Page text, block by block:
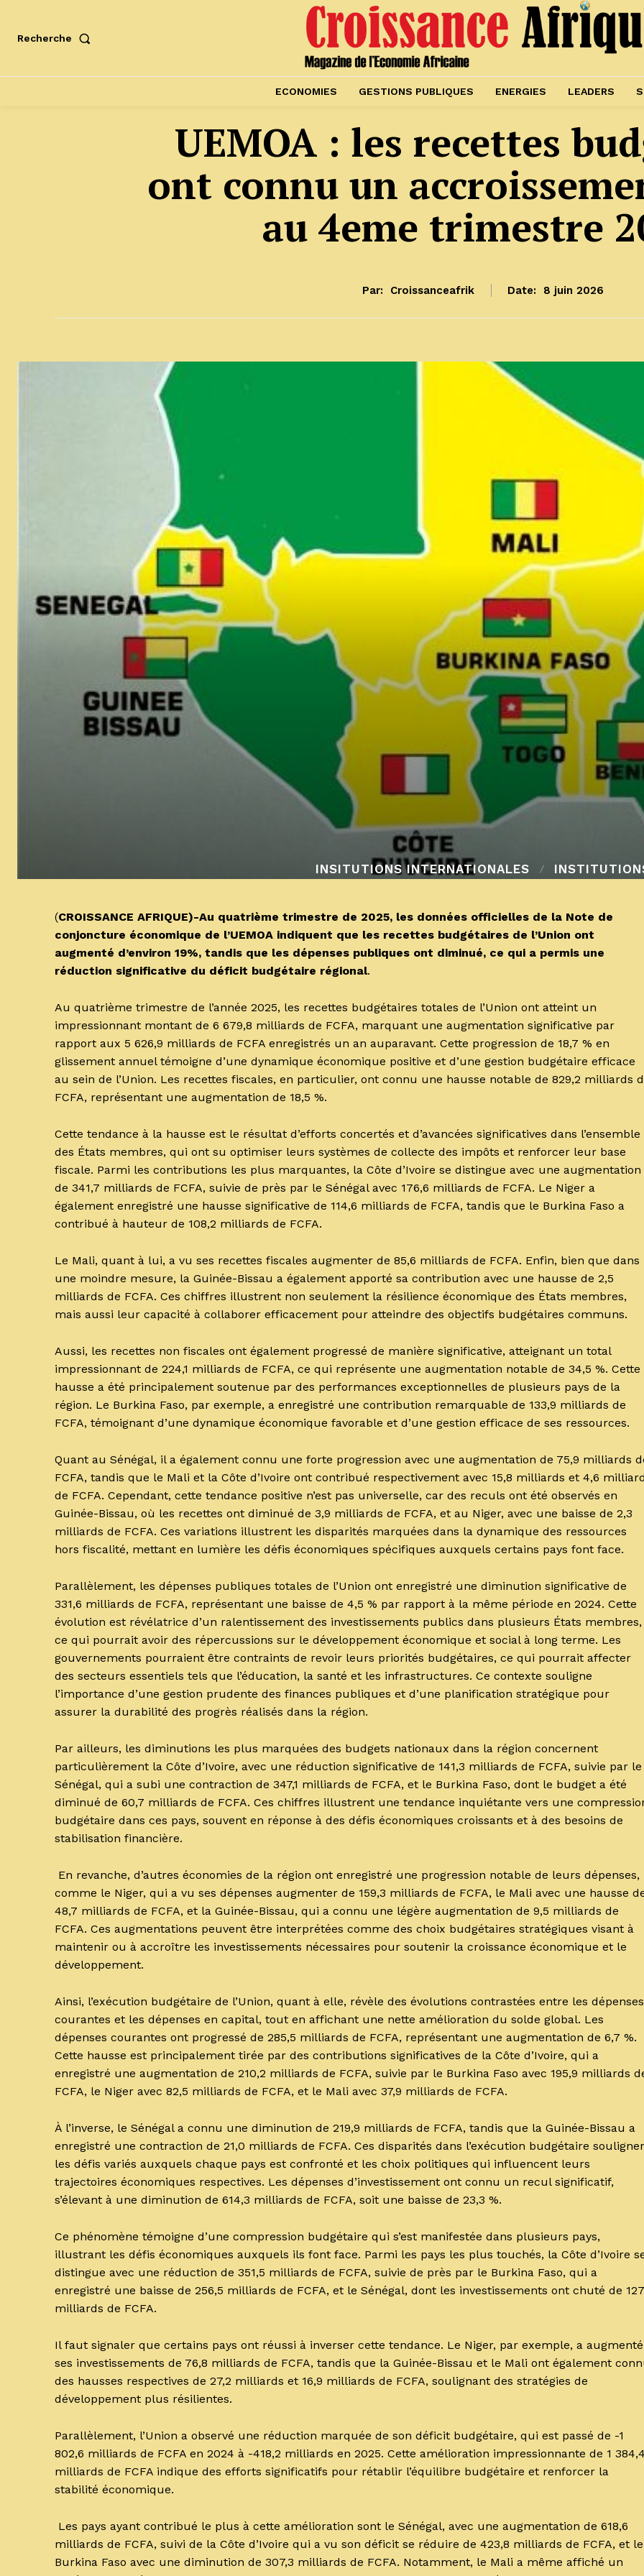
Recherche
ECONOMIES GESTIONS PUBLIQUES ENERGIES LEADERS
UEMOA : les recettes
ont connu un
au 4eme trimestre
Par: Croissanceafrik Date: 8 juin 2026
INSITUTIONS INTERNATIONALES
(CROISSANCE AFRIQUE)-Au quatrième trimestre de 2025, les données officielles de la Note de
conjoncture économique de l’UEMOA indiquent que les recettes budgétaires de l’Union ont
augmenté d’environ 19%, tandis que les dépenses publiques ont diminué, ce qui a permis une
réduction significative du déficit budgétaire régional.
Au quatrième trimestre de l’année 2025, les recettes budgétaires totales de l’Union ont atteint un
impressionnant montant de 6 679,8 milliards de FCFA, marquant une augmentation significative par
rapport aux 5 626,9 milliards de FCFA enregistrés un an auparavant. Cette progression de 18,7 % en
glissement annuel témoigne d’une dynamique économique positive et d’une gestion budgétaire efficace
au sein de l’Union. Les recettes fiscales, en particulier, ont connu une hausse notable de 829,2 milliards
FCFA, représentant une augmentation de 18,5 %.
Cette tendance à la hausse est le résultat d’efforts concertés et d’avancées significatives dans l’ensemble
des États membres, qui ont su optimiser leurs systèmes de collecte des impôts et renforcer leur base
fiscale. Parmi les contributions les plus marquantes, la Côte d’Ivoire se distingue avec une augmentation
de 341,7 milliards de FCFA, suivie de près par le Sénégal avec 176,6 milliards de FCFA. Le Niger a
également enregistré une hausse significative de 114,6 milliards de FCFA, tandis que le Burkina Faso a
contribué à hauteur de 108,2 milliards de FCFA.
Le Mali, quant à lui, a vu ses recettes fiscales augmenter de 85,6 milliards de FCFA. Enfin, bien que dans
une moindre mesure, la Guinée-Bissau a également apporté sa contribution avec une hausse de 2,5
milliards de FCFA. Ces chiffres illustrent non seulement la résilience économique des États membres,
mais aussi leur capacité à collaborer efficacement pour atteindre des objectifs budgétaires communs.
Aussi, les recettes non fiscales ont également progressé de manière significative, atteignant un total
impressionnant de 224,1 milliards de FCFA, ce qui représente une augmentation notable de 34,5 %. Cette
hausse a été principalement soutenue par des performances exceptionnelles de plusieurs pays de la
région. Le Burkina Faso, par exemple, a enregistré une contribution remarquable de 133,9 milliards de
FCFA, témoignant d’une dynamique économique favorable et d’une gestion efficace de ses ressources.
Quant au Sénégal, il a également connu une forte progression avec une augmentation de 75,9 milliards
FCFA, tandis que le Mali et la Côte d’Ivoire ont contribué respectivement avec 15,8 milliards et 4,6
de FCFA. Cependant, cette tendance positive n’est pas universelle, car des reculs ont été observés en
Guinée-Bissau, où les recettes ont diminué de 3,9 milliards de FCFA, et au Niger, avec une baisse de 2,3
milliards de FCFA. Ces variations illustrent les disparités marquées dans la dynamique des ressources
hors fiscalité, mettant en lumière les défis économiques spécifiques auxquels certains pays font face.
Parallèlement, les dépenses publiques totales de l’Union ont enregistré une diminution significative de
331,6 milliards de FCFA, représentant une baisse de 4,5 % par rapport à la même période en 2024. Cette
évolution est révélatrice d’un ralentissement des investissements publics dans plusieurs États membres,
ce qui pourrait avoir des répercussions sur le développement économique et social à long terme. Les
gouvernements pourraient être contraints de revoir leurs priorités budgétaires, ce qui pourrait affecter
des secteurs essentiels tels que l’éducation, la santé et les infrastructures. Ce contexte souligne
l’importance d’une gestion prudente des finances publiques et d’une planification stratégique pour
assurer la durabilité des progrès réalisés dans la région.
Par ailleurs, les diminutions les plus marquées des budgets nationaux dans la région concernent
particulièrement la Côte d’Ivoire, avec une réduction significative de 141,3 milliards de FCFA, suivie par le
Sénégal, qui a subi une contraction de 347,1 milliards de FCFA, et le Burkina Faso, dont le budget a été
diminué de 60,7 milliards de FCFA. Ces chiffres illustrent une tendance inquiétante vers une
budgétaire dans ces pays, souvent en réponse à des défis économiques croissants et à des besoins de
stabilisation financière.
En revanche, d’autres économies de la région ont enregistré une progression notable de leurs dépenses,
comme le Niger, qui a vu ses dépenses augmenter de 159,3 milliards de FCFA, le Mali avec une hausse
48,7 milliards de FCFA, et la Guinée-Bissau, qui a connu une légère augmentation de 9,5 milliards de
FCFA. Ces augmentations peuvent être interprétées comme des choix budgétaires stratégiques visant à
maintenir ou à accroître les investissements nécessaires pour soutenir la croissance économique et le
développement.
Ainsi, l’exécution budgétaire de l’Union, quant à elle, révèle des évolutions contrastées entre les dépenses
courantes et les dépenses en capital, tout en affichant une nette amélioration du solde global. Les
dépenses courantes ont progressé de 285,5 milliards de FCFA, représentant une augmentation de 6,7 %.
Cette hausse est principalement tirée par des contributions significatives de la Côte d’Ivoire, qui a
enregistré une augmentation de 210,2 milliards de FCFA, suivie par le Burkina Faso avec 195,9 milliards
FCFA, le Niger avec 82,5 milliards de FCFA, et le Mali avec 37,9 milliards de FCFA.
À l’inverse, le Sénégal a connu une diminution de 219,9 milliards de FCFA, tandis que la Guinée-Bissau a
enregistré une contraction de 21,0 milliards de FCFA. Ces disparités dans l’exécution budgétaire
les défis variés auxquels chaque pays est confronté et les choix politiques qui influencent leurs
trajectoires économiques respectives. Les dépenses d’investissement ont connu un recul significatif,
s’élevant à une diminution de 614,3 milliards de FCFA, soit une baisse de 23,3 %.
Ce phénomène témoigne d’une compression budgétaire qui s’est manifestée dans plusieurs pays,
illustrant les défis économiques auxquels ils font face. Parmi les pays les plus touchés, la Côte d’Ivoire
distingue avec une réduction de 351,5 milliards de FCFA, suivie de près par le Burkina Faso, qui a
enregistré une baisse de 256,5 milliards de FCFA, et le Sénégal, dont les investissements ont chuté de
milliards de FCFA.
Il faut signaler que certains pays ont réussi à inverser cette tendance. Le Niger, par exemple, a augmenté
ses investissements de 76,8 milliards de FCFA, tandis que la Guinée-Bissau et le Mali ont également
des hausses respectives de 27,2 milliards et 16,9 milliards de FCFA, soulignant des stratégies de
développement plus résilientes.
Parallèlement, l’Union a observé une réduction marquée de son déficit budgétaire, qui est passé de -1
802,6 milliards de FCFA en 2024 à -418,2 milliards en 2025. Cette amélioration impressionnante de 1
milliards de FCFA indique des efforts significatifs pour rétablir l’équilibre budgétaire et renforcer la
stabilité économique.
Les pays ayant contribué le plus à cette amélioration sont le Sénégal, avec une augmentation de 618,6
milliards de FCFA, suivi de la Côte d’Ivoire qui a vu son déficit se réduire de 423,8 milliards de FCFA, et le
Burkina Faso avec une diminution de 307,3 milliards de FCFA. Notamment, le Mali a même affiché un